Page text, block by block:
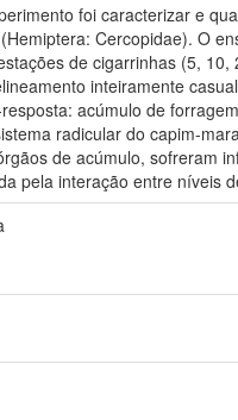
foi caracterizar e
Cercopidae). O
de cigarrinhas (5,
inteiramente
acúmulo de
radicular do capim-
de acúmulo, sofreram
pela interação entre níveis